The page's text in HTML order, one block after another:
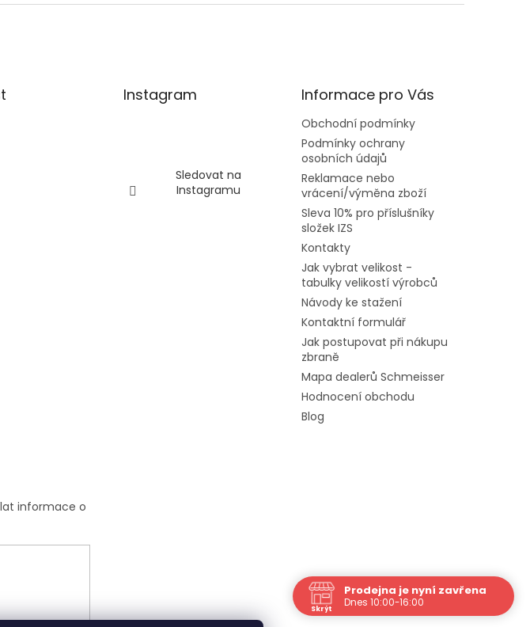
Instagram
Sledovat na
Instagramu
Informace pro Vás
Obchodní podmínky
Podmínky ochrany
osobních údajů
Reklamace nebo
vrácení/výměna zboží
Sleva 10% pro příslušníky
složek IZS
Kontakty
Jak vybrat velikost -
tabulky velikostí výrobců
Návody ke stažení
Kontaktní formulář
Jak postupovat při nákupu
zbraně
Mapa dealerů Schmeisser
Hodnocení obchodu
Blog
informace o
Prodejna je nyní zavřena
Dnes 10:00-16:00
Skrýt